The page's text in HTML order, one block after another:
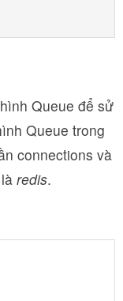
Queue để sử
Queue trong
connections và
redis.